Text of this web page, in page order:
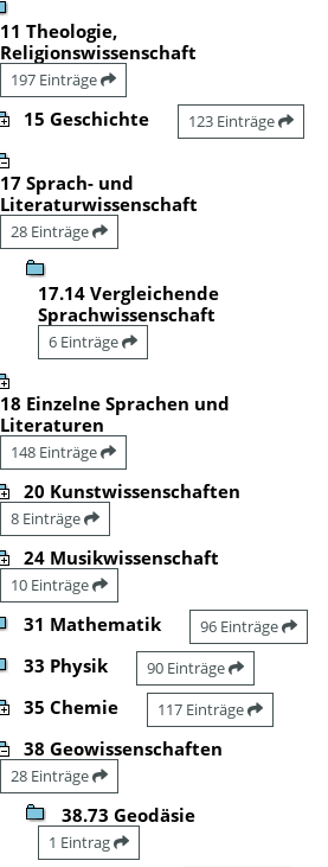
11 Theologie,
Religionswissenschaft
197 Einträge
15 Geschichte 123 Einträge
17 Sprach- und
Literaturwissenschaft
28 Einträge
17.14 Vergleichende
Sprachwissenschaft
6 Einträge
18 Einzelne Sprachen und
Literaturen
148 Einträge
20 Kunstwissenschaften
8 Einträge
24 Musikwissenschaft
10 Einträge
31 Mathematik 96 Einträge
33 Physik 90 Einträge
35 Chemie 117 Einträge
38 Geowissenschaften
28 Einträge
38.73 Geodäsie
1 Eintrag